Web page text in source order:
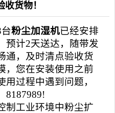
货物！
粉尘加湿机已经安排
预计2天送达，随带发
通，及时清点验收货
，您在安装使用之前
过程中遇到问题，
8187989!
制工业环境中粉尘扩